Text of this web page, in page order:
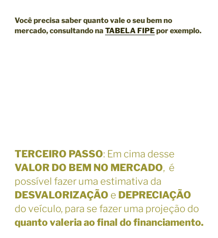
Você precisa saber quanto vale o seu bem no
mercado, consultando na TABELA FIPEpor exemplo.
TERCEIRO PASSO: Em cima desse
VALOR DO BEM NO MERCADO, é
possível fazer uma estimativa da
DESVALORIZAÇÃO e DEPRECIAÇÃO
do veículo, para se fazer uma projeção do
quanto valeria ao final do financiamento.